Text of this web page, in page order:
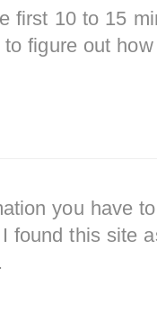
first 10 to 15
figure out
you have
found this site